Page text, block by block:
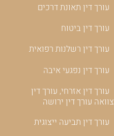
עורך דין תאונת דרכים
עורך דין ביטוח
עורך דין רשלנות רפואית
עורך דין נפגעי איבה
עורך דין אזרחי, עורך דין
צוואה עורך דין ירושה
עורך דין תביעה ייצוגית